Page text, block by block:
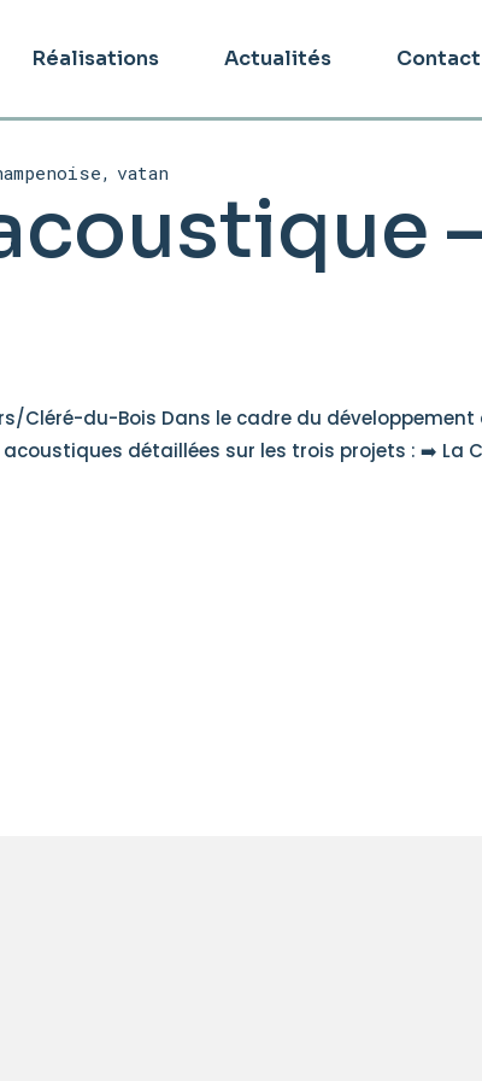
Réalisations Actualités Contact
vatan
Cléré-du-Bois Dans le cadre du
détaillées sur les trois projets : ➡️ La